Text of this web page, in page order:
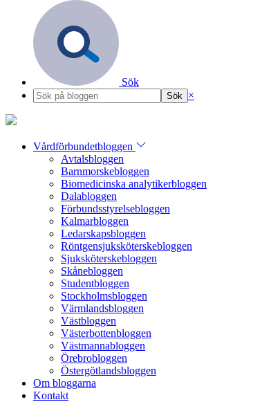
Sök
×
Vårdförbundetbloggen
Avtalsbloggen
Barnmorskebloggen
Biomedicinska analytikerbloggen
Dalabloggen
Förbundsstyrelsebloggen
Kalmarbloggen
Ledarskapsbloggen
Röntgensjuksköterskebloggen
Sjuksköterskebloggen
Skånebloggen
Studentbloggen
Stockholmsbloggen
Värmlandsbloggen
Västbloggen
Västerbottenbloggen
Västmannabloggen
Örebrobloggen
Östergötlandsbloggen
Om bloggarna
Kontakt